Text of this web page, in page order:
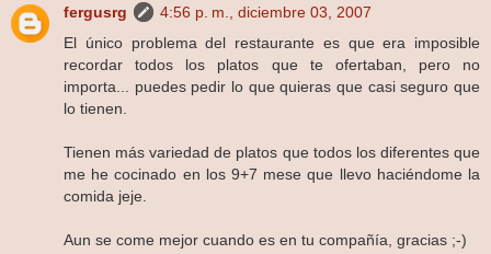
fergusrg
4:56 p. m., diciembre 03, 2007
El único problema del restaurante es que era imposible
recordar todos los platos que te ofertaban, pero no
importa... puedes pedir lo que quieras que casi seguro que
lo tienen.
Tienen más variedad de platos que todos los diferentes que
me he cocinado en los 9+7 mese que llevo haciéndome la
comida jeje.
Aun se come mejor cuando es en tu compañía, gracias ;-)